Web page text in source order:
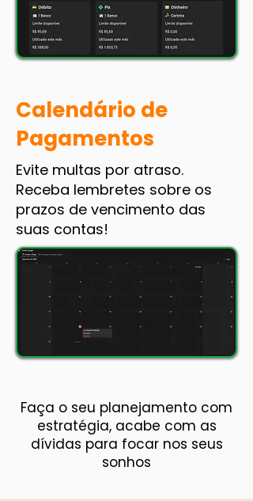
Calendário de
Pagamentos
Evite multas por atraso.
Receba lembretes sobre os
prazos de vencimento das
suas contas!
Faça o seu planejamento com
estratégia, acabe com as
dívidas para focar nos seus
sonhos